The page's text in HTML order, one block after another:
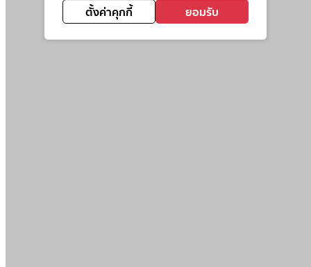
ตั้งค่าคุกกี้ ยอมรับ